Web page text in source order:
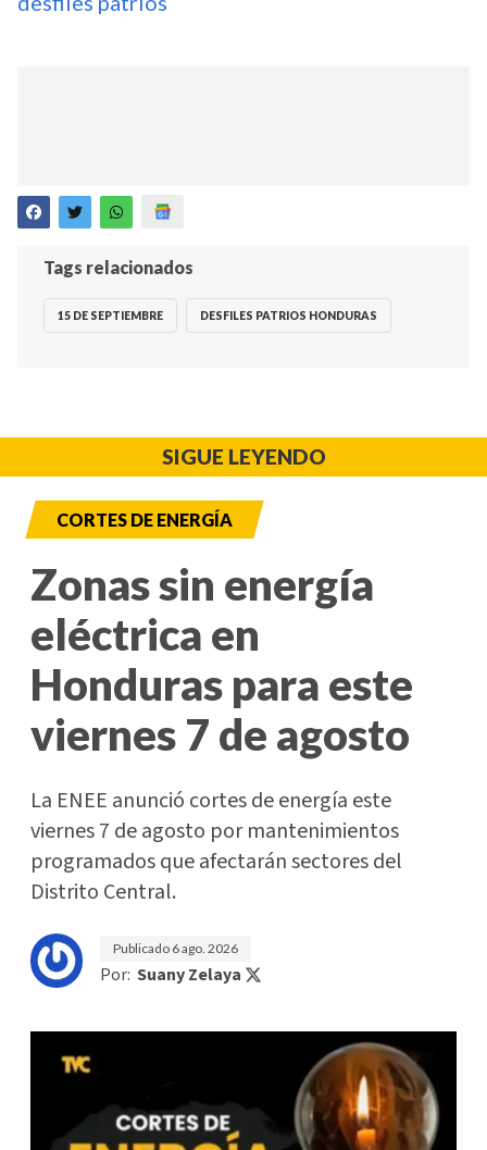
Tags relacionados
15 DE SEPTIEMBRE DESFILES PATRIOS HONDURAS
SIGUE LEYENDO
CORTES DE ENERGÍA
Zonas sin energía
eléctrica en
Honduras para este
viernes 7 de agosto
La ENEE anunció cortes de energía este
viernes 7 de agosto por mantenimientos
programados que afectarán sectores del
Distrito Central.
Publicado 6 ago. 2026
Por: Suany Zelaya